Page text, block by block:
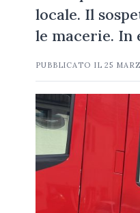
locale. Il
le macerie.
PUBBLICATO IL25